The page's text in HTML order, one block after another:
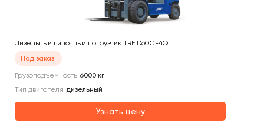
Дизельный вилочный погрузчик TRF D60C-4Q
Под заказ
Грузоподъемность 6000 кг
Тип двигателя дизельный
Узнать цену